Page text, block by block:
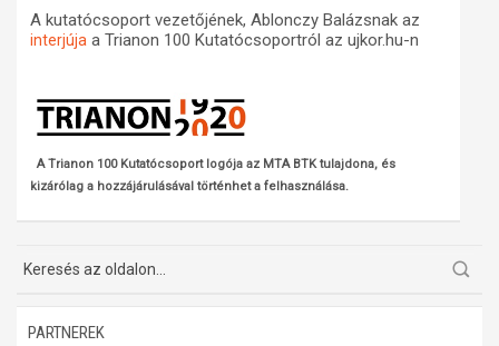
A kutatócsoport vezetőjének, Ablonczy Balázsnak az
interjúja a Trianon 100 Kutatócsoportról az ujkor.hu-n
A Trianon 100 Kutatócsoport logója az MTA BTK tulajdona, és
kizárólag a hozzájárulásával történhet a felhasználása.
PARTNEREK